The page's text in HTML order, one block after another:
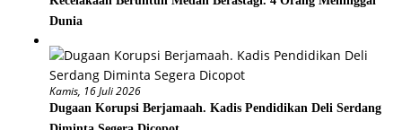
Dunia
Kamis, 16 Juli 2026
Dugaan Korupsi Berjamaah. Kadis Pendidikan Deli Serdang